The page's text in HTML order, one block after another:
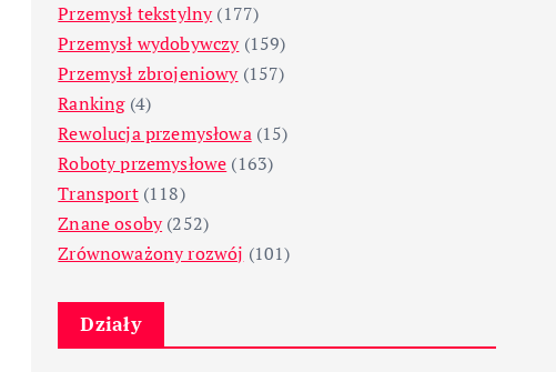
Przemysł tekstylny(177)
Przemysł wydobywczy(159)
Przemysł zbrojeniowy(157)
Ranking(4)
Rewolucja przemysłowa(15)
Roboty przemysłowe (163)
Transport(118)
Znane osoby(252)
Zrównoważony rozwój (101)
Działy